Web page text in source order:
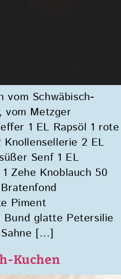
vom Schwäbisch-
vom Metzger
1 EL Rapsöl 1 rote
2 EL
Senf 1 EL
Zehe Knoblauch 50
Piment
Bund glatte Petersilie
[…]
Kuchen